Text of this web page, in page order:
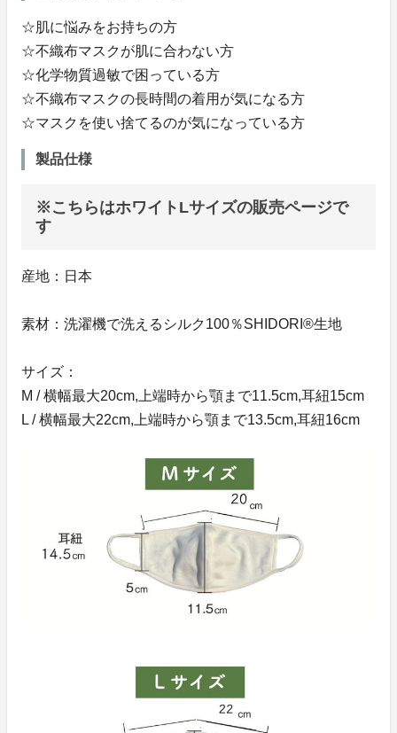
☆肌に悩みをお持ちの方
☆不織布マスクが肌に合わない方
☆化学物質過敏で困っている方
☆不織布マスクの長時間の着用が気になる方
☆マスクを使い捨てるのが気になっている方
製品仕様
※こちらはホワイトLサイズの販売ページで
す
産地：日本
素材：洗濯機で洗えるシルク100％SHIDORI®️生地
サイズ：
M / 横幅最大20cm,上端時から顎まで11.5cm,耳紐15cm
L / 横幅最大22cm,上端時から顎まで13.5cm,耳紐16cm